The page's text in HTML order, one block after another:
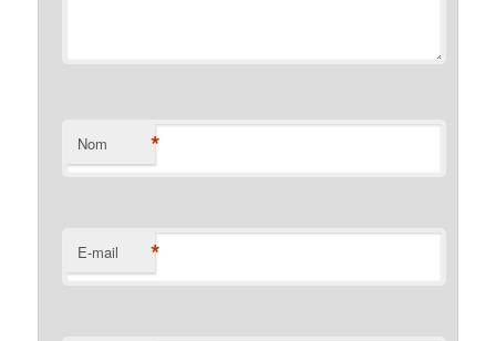
Nom *
E-mail *